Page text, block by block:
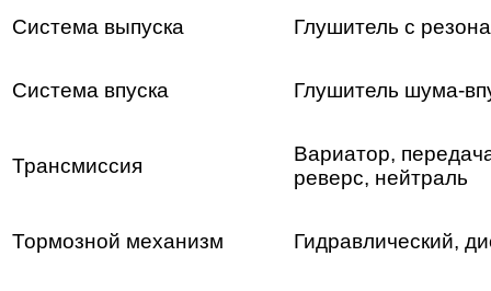
Система выпуска Глушитель с
Система впуска Глушитель шума-
Трансмиссия
Вариатор,
реверс, нейтраль
Тормозной механизм Гидравлический,